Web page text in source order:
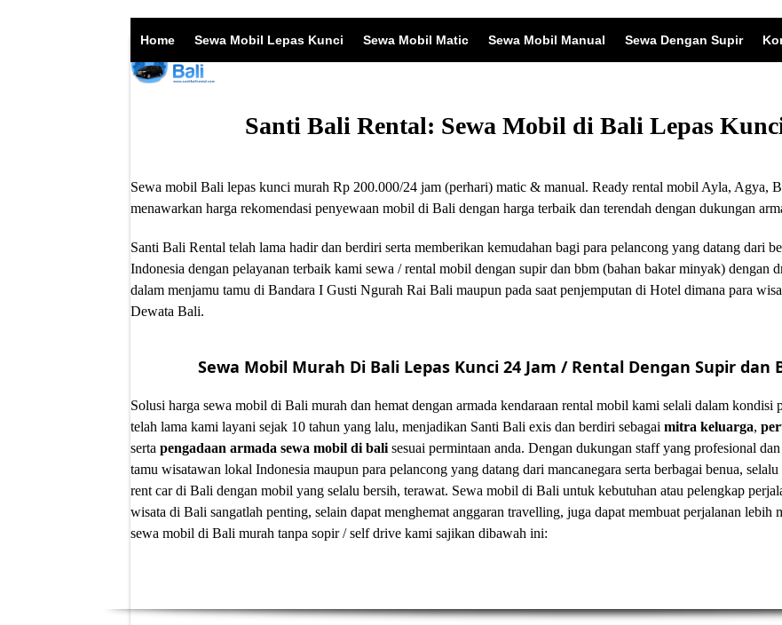
Home Sewa Mobil Lepas Kunci Sewa Mobil Matic Sewa Mobil Manual Sewa Dengan Supir
Santi Bali Rental: Sewa Mobil di Bali Lepas
Sewa mobil Bali lepas kunci murah Rp 200.000/24 jam (perhari) matic & manual. Ready rental mobil Ayla, Agya,
menawarkan harga rekomendasi penyewaan mobil di Bali dengan harga terbaik dan terendah dengan dukungan
Santi Bali Rental telah lama hadir dan berdiri serta memberikan kemudahan bagi para pelancong yang datang dari
Indonesia dengan pelayanan terbaik kami sewa / rental mobil dengan supir dan bbm (bahan bakar minyak) dengan
dalam menjamu tamu di Bandara I Gusti Ngurah Rai Bali maupun pada saat penjemputan di Hotel dimana para
Dewata Bali.
Sewa Mobil Murah Di Bali Lepas Kunci 24 Jam / Rental Dengan Supir
Solusi harga sewa mobil di Bali murah dan hemat dengan armada kendaraan rental mobil kami selali dalam kondisi
telah lama kami layani sejak 10 tahun yang lalu, menjadikan Santi Bali exis dan berdiri sebagai mitra keluarga,
serta pengadaan armada sewa mobil di bali sesuai permintaan anda. Dengan dukungan staff yang profesional
tamu wisatawan lokal Indonesia maupun para pelancong yang datang dari mancanegara serta berbagai benua,
rent car di Bali dengan mobil yang selalu bersih, terawat. Sewa mobil di Bali untuk kebutuhan atau pelengkap
wisata di Bali sangatlah penting, selain dapat menghemat anggaran travelling, juga dapat membuat perjalanan lebih
sewa mobil di Bali murah tanpa sopir/ self drive kami sajikan dibawah ini: